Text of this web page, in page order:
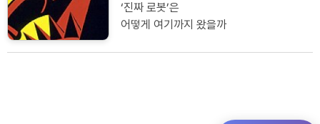
‘진짜 로봇’은
어떻게 여기까지 왔을까